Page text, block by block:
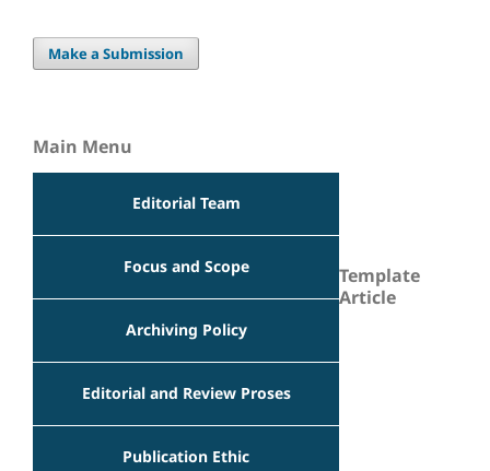
Make a Submission
Main Menu
Editorial Team
Focus and Scope
Archiving Policy
Editorial and Review Proses
Publication Ethic
Template
Article